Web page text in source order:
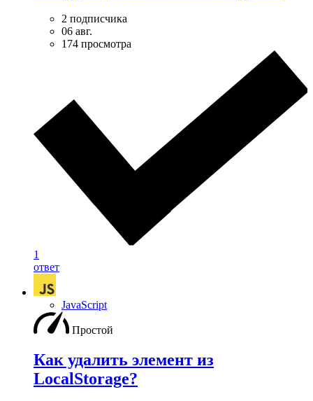
2 подписчика
06 авг.
174 просмотра
1
ответ
JavaScript
Простой
Как удалить элемент из
LocalStorage?